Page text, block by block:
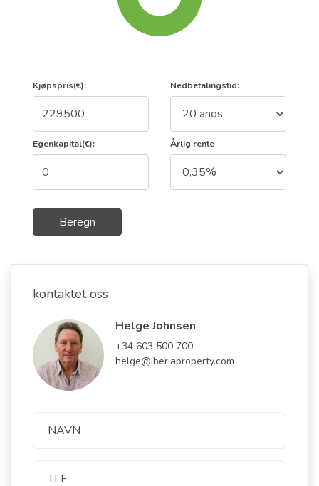
Kjøpspris(€):
Egenkapital(€):
Beregn
Nedbetalingstid:
Årlig rente
kontaktet oss
Helge Johnsen
+34 603 500 700
helge@iberiaproperty.com